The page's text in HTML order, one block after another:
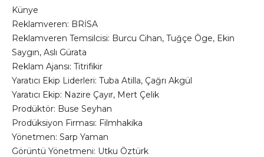
Künye
Reklamveren: BRİSA
Reklamveren Temsilcisi: Burcu Cihan, Tuğçe Öge, Ekin
Saygın, Aslı Gürata
Reklam Ajansı: Titrifikir
Yaratıcı Ekip Liderleri: Tuba Atilla, Çağrı Akgül
Yaratıcı Ekip: Nazire Çayır, Mert Çelik
Prodüktör: Buse Seyhan
Prodüksiyon Firması: Filmhakika
Yönetmen: Sarp Yaman
Görüntü Yönetmeni: Utku Öztürk